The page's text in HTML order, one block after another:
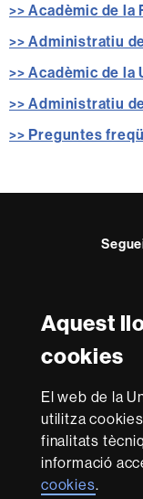
Aquest
cookies
El web de la
utilitza
finalitats
informació
cookies.
>> Acadèmic de la
>> Administratiu
>> Acadèmic de la
>> Administratiu
>> Preguntes